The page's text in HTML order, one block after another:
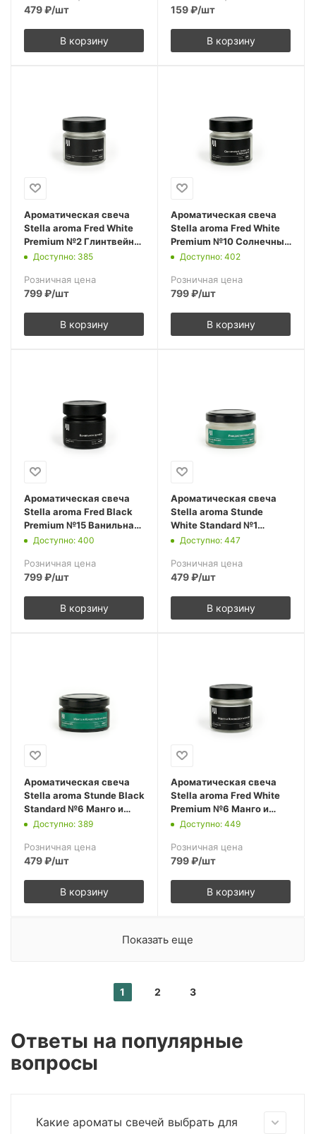
479₽/шт
В корзину
159₽/шт
В корзину
Ароматическая свеча
Stella aroma Fred White
Premium №2 Глинтвейн
100 мл (упак.1шт.)
Доступно: 385
Розничная цена
799₽/шт
В корзину
Ароматическая свеча
Stella aroma Fred White
Premium №10 Солнечные
лепестки и мандарин 100
Доступно: 402
Розничная цена
799₽/шт
В корзину
Ароматическая свеча
Stella aroma Fred Black
Premium №15 Ванильная
Орхидея 100 мл
Доступно: 400
Розничная цена
799₽/шт
В корзину
Ароматическая свеча
Stella aroma Stunde
White Standard №1
Рождественский очаг 50
Доступно: 447
Розничная цена
479₽/шт
В корзину
Ароматическая свеча
Stella aroma Stunde Black
Standard №6 Манго и
Кокосовое молоко 50 мл
Доступно: 389
Розничная цена
479₽/шт
В корзину
Ароматическая свеча
Stella aroma Fred White
Premium №6 Манго и
Кокосовое молоко 100
Доступно: 449
Розничная цена
799₽/шт
В корзину
Показать еще
1 2 3
Ответы на популярные
вопросы
Какие ароматы свечей выбрать для